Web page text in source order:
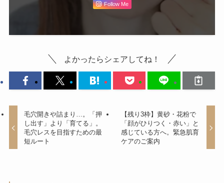
Follow Me
よかったらシェアしてね！
毛穴開きや詰まり…。「押
し出す」より「育てる」。
毛穴レスを目指すための最
短ルート
【残り3枠】黄砂・花粉で
「顔がひりつく・赤い」と
感じている方へ。緊急肌育
ケアのご案内